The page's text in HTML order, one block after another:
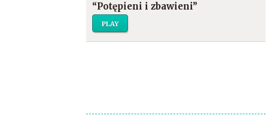
“Potępieni i zbawieni”
PLAY